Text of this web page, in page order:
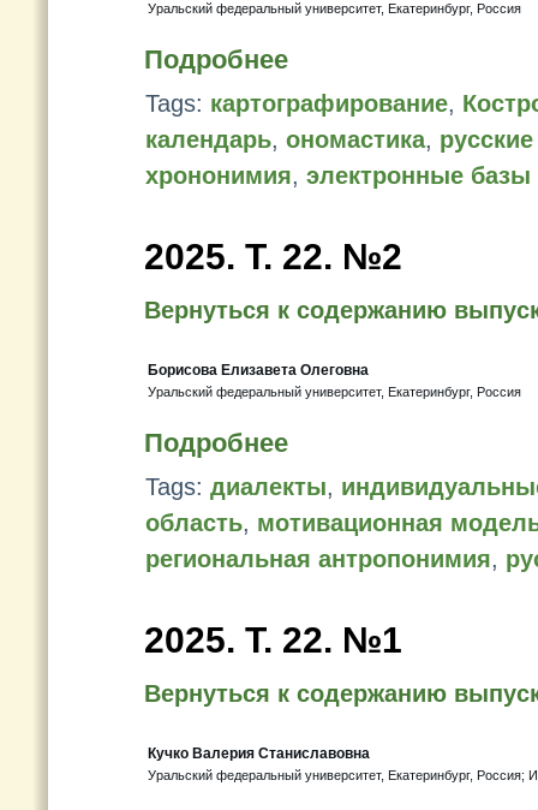
Уральский федеральный университет, Екатеринбург, Россия
Подробнее
Tags: картографирование,
календарь, ономастика,
хрононимия, электронные
2025. Т. 22. №2
Вернуться к содержанию
Борисова Елизавета Олеговна
Уральский федеральный университет, Екатеринбург, Россия
Подробнее
Tags: диалекты,
область, мотивационная
региональная антропонимия,
2025. Т. 22. №1
Вернуться к содержанию
Кучко Валерия Станиславовна
Уральский федеральный университет, Екатеринбург, Россия;